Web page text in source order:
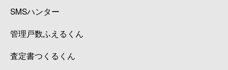
SMSハンター
管理戸数ふえるくん
査定書つくるくん